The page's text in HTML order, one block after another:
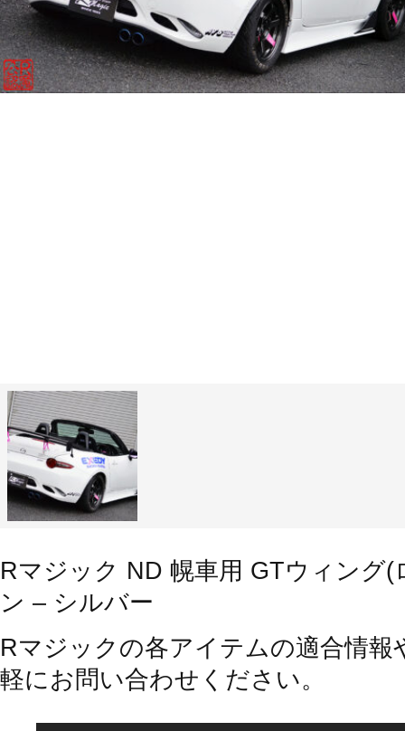
Rマジック ND 幌車用 GTウィング
ン – シルバー
Rマジックの各アイテムの適合情報
軽にお問い合わせください。